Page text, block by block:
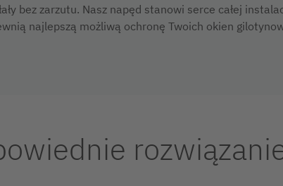
bez zarzutu. Nasz napęd stanowi serce całej
najlepszą możliwą ochronę Twoich okien